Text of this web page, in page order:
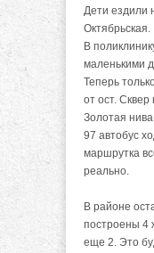
Дети ездили
Октябрьская.
В
маленькими
Теперь
от ост.
Золотая
97 автобус
маршрутка
реально.
В районе
построены 4
еще 2. Это